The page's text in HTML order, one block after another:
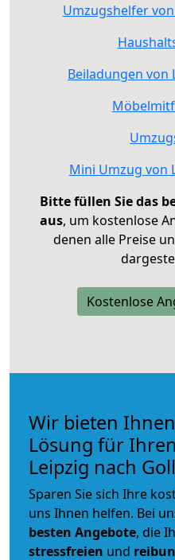
Umzugshelfer
Beiladungen von
Mini Umzug von
Bitte füllen Sie das
aus, um kostenlose
denen alle Preise
Kostenlose
Wir bieten
Lösung für
Leipzig nach
Sparen Sie sich Ihre
uns Ihnen helfen. Bei
besten Angebote, die
stressfreien und